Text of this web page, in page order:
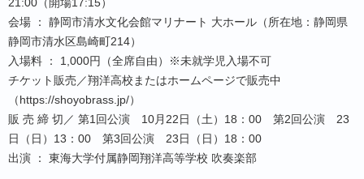
会場 ： 静岡市清水文化会館マリナート 大ホール（所在地：静岡県
静岡市清水区島崎町214）
入場料 ： 1,000円（全席自由）※未就学児入場不可
チケット販売／翔洋高校またはホームページで販売中
（https://shoyobrass.jp/）
販 売 締 切／ 第1回公演 10月22日（土）18：00 第2回公演 23
日（日）13：00 第3回公演 23日（日）18：00
出演 ： 東海大学付属静岡翔洋高等学校 吹奏楽部